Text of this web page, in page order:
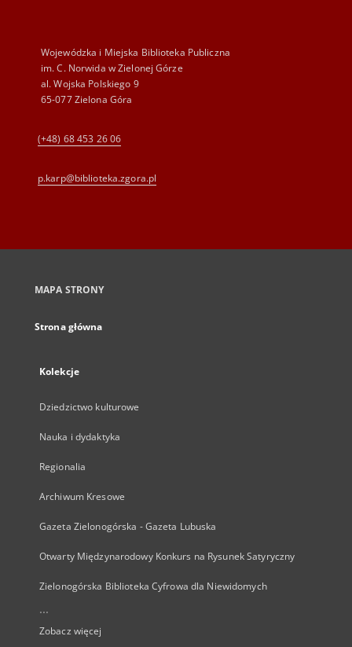
Wojewódzka i Miejska Biblioteka Publiczna
im. C. Norwida w Zielonej Górze
al. Wojska Polskiego 9
65-077 Zielona Góra
(+48) 68 453 26 06
p.karp@biblioteka.zgora.pl
MAPA STRONY
Strona główna
Kolekcje
Dziedzictwo kulturowe
Nauka i dydaktyka
Regionalia
Archiwum Kresowe
Gazeta Zielonogórska - Gazeta Lubuska
Otwarty Międzynarodowy Konkurs na Rysunek Satyryczny
Zielonogórska Biblioteka Cyfrowa dla Niewidomych
...
Zobacz więcej